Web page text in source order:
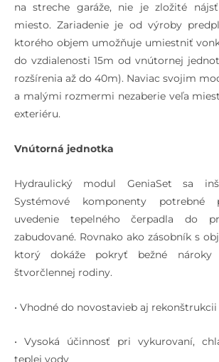
na streche garáže, nie je zložité
miesto. Zariadenie je od výroby
ktorého objem umožňuje umiestniť
do vzdialenosti 15m od vnútornej
rozšírenia až do 40m). Naviac svojim
a malými rozmermi nezaberie veľa
exteriéru.
Vnútorná jednotka
Hydraulický modul GeniaSet sa
Systémové komponenty potrebné
uvedenie tepelného čerpadla do
zabudované. Rovnako ako zásobník s
ktorý dokáže pokryť bežné
štvorčlennej rodiny.
• Vhodné do novostavieb aj
• Vysoká účinnosť pri vykurovaní,
teplej vody